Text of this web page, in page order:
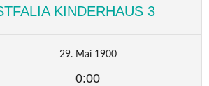
KINDERHAUS 3
29. Mai 1900
0:00